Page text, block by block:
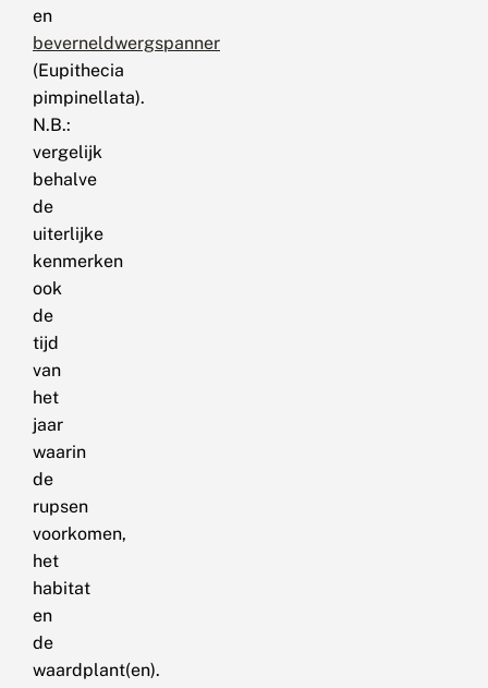
en
beverneldwergspanner
(Eupithecia
pimpinellata).
N.B.:
vergelijk
behalve
de
uiterlijke
kenmerken
ook
de
tijd
van
het
jaar
waarin
de
rupsen
voorkomen,
het
habitat
en
de
waardplant(en).